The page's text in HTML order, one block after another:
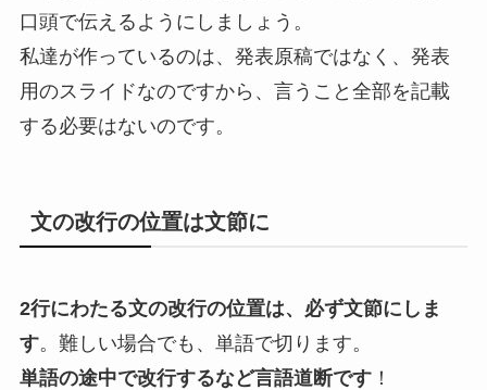
口頭で伝えるようにしましょう。
私達が作っているのは、発表原稿ではなく、発表
用のスライドなのですから、言うこと全部を記載
する必要はないのです。
文の改行の位置は文節に
2行にわたる文の改行の位置は、必ず文節にしま
す。難しい場合でも、単語で切ります。
単語の途中で改行するなど言語道断です！